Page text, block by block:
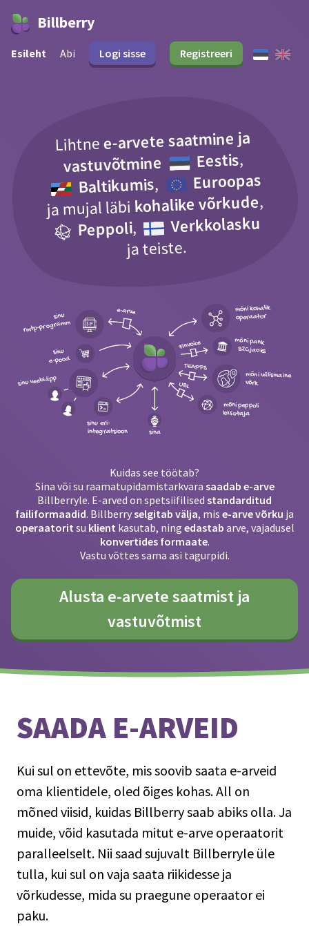
Billberry
Esileht Abi Logi sisse Registreeri
Lihtnee-arvete saatmine ja
vastuvõtmine Eestis,
Baltikumis, Euroopas
ja mujal läbi kohalike võrkude,
Peppoli, Verkkolasku
ja teiste.
sinu
rmtp-programm
sinu veebiäpp
sinu
e-pood
sinu eri-
integratsioon sina
mõni kohalik
operaator
mõni välismaine
võrk
mõni peppoli
kasutaja
Finvoice mõni pank
B2C jaoks
TEAPPS
UBL
e-arve
Kuidas see töötab?
Sina või su raamatupidamistarkvara saadab e-arve
Billberryle. E-arved on spetsiifilised standarditud
failiformaadid. Billberryselgitab välja, mis e-arve võrku ja
operaatorit su klient kasutab, ning edastab arve, vajadusel
konvertides formaate.
Vastu võttes sama asi tagurpidi.
Alusta e-arvete saatmist ja
vastuvõtmist
SAADA E-ARVEID
Kui sul on ettevõte, mis soovib saata e-arveid
oma klientidele, oled õiges kohas. All on
mõned viisid, kuidas Billberry saab abiks olla. Ja
muide, võid kasutada mitut e-arve operaatorit
paralleelselt. Nii saad sujuvalt Billberryle üle
tulla, kui sul on vaja saata riikidesse ja
võrkudesse, mida su praegune operaator ei
paku.